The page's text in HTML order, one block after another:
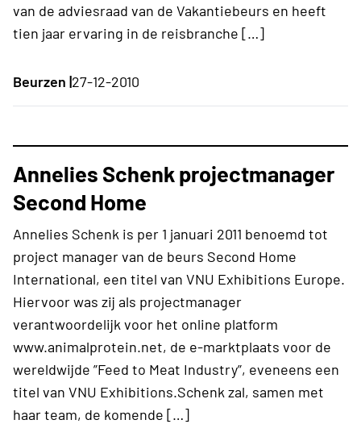
van de adviesraad van de Vakantiebeurs en heeft
tien jaar ervaring in de reisbranche […]
Beurzen |27-12-2010
Annelies Schenk projectmanager
Second Home
Annelies Schenk is per 1 januari 2011 benoemd tot
project manager van de beurs Second Home
International, een titel van VNU Exhibitions Europe.
Hiervoor was zij als projectmanager
verantwoordelijk voor het online platform
www.animalprotein.net, de e-marktplaats voor de
wereldwijde ”Feed to Meat Industry”, eveneens een
titel van VNU Exhibitions.Schenk zal, samen met
haar team, de komende […]